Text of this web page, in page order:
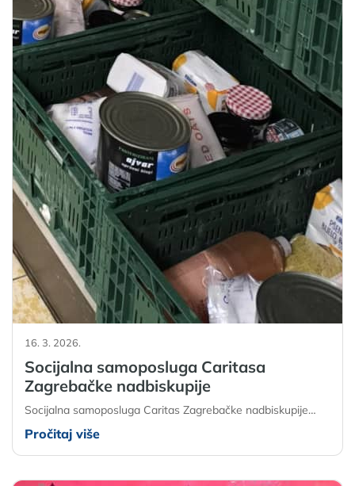
16. 3. 2026.
Socijalna samoposluga Caritasa
Zagrebačke nadbiskupije
Socijalna samoposluga Caritas Zagrebačke nadbiskupije…
Pročitaj više